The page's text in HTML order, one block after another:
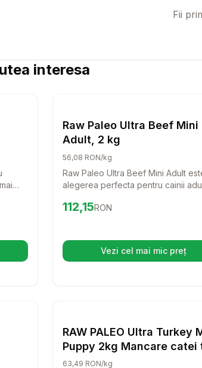
Fii
interesa
o filă nouă)
Raw Paleo Ultra Beef Mini
Adult, 2 kg
56,08 RON/kg
Raw Paleo Ultra Beef Mini Adult
alegerea perfecta pentru cainii
carne de vita de cea mai buna
pentru prietenul tau patruped.
Preț:112.15
112,15RON
Vezi cel mai mic preț
(se deschide
RAW PALEO Ultra Turkey
Puppy 2kg Mancare catei
mica, cu curcan
63,49 RON/kg